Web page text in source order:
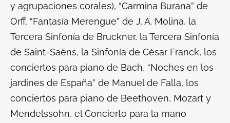
y agrupaciones corales), “Carmina Burana” de
Orff, “Fantasía Merengue” de J. A. Molina, la
Tercera Sinfonía de Bruckner, la Tercera Sinfonía
de Saint-Saëns, la Sinfonía de César Franck, los
conciertos para piano de Bach, “Noches en los
jardines de España” de Manuel de Falla, los
conciertos para piano de Beethoven, Mozart y
Mendelssohn, el Concierto para la mano